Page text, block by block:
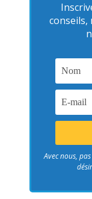
conseils,
Avec nous,